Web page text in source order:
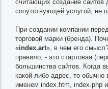
считающих создание сайтов
сопутствующей услугой, не
При создании компании
торговой марки (бренда).
«index.art», в чем его
правило, - это стартовая
большинства сайтов. Когда
какой-либо адрес, то обычно
именем index.htm, index.php